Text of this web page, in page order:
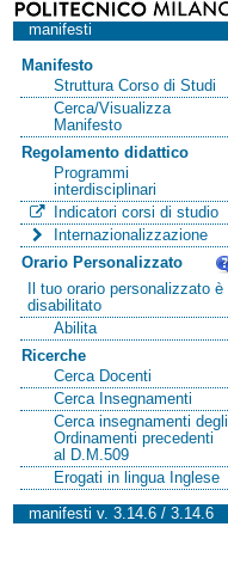
manifesti
Manifesto
Struttura Corso di Studi
Cerca/Visualizza
Manifesto
Regolamento didattico
Programmi
interdisciplinari
Indicatori corsi di studio
Internazionalizzazione
Orario Personalizzato
Il tuo orario personalizzato è
disabilitato
Abilita
Ricerche
Cerca Docenti
Cerca Insegnamenti
Cerca insegnamenti degli
Ordinamenti precedenti
al D.M.509
Erogati in lingua Inglese
manifesti v. 3.14.6 / 3.14.6